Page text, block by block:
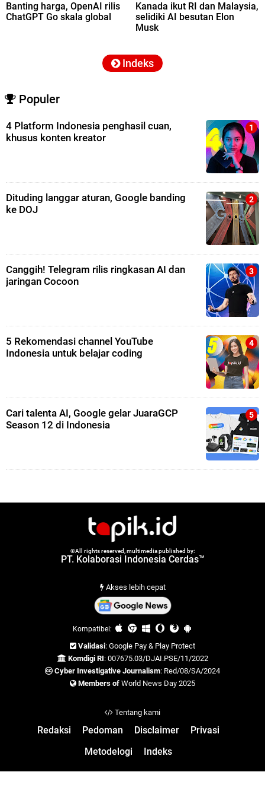
Banting harga, OpenAI rilis
ChatGPT Go skala global
Kanada ikut RI dan Malaysia,
selidiki AI besutan Elon
Musk
Indeks
Populer
4 Platform Indonesia penghasil cuan,
khusus konten kreator
Dituding langgar aturan, Google banding
ke DOJ
Canggih! Telegram rilis ringkasan AI dan
jaringan Cocoon
5 Rekomendasi channel YouTube
Indonesia untuk belajar coding
Cari talenta AI, Google gelar JuaraGCP
Season 12 di Indonesia
©All rights reserved, multimedia published by:
PT. Kolaborasi Indonesia Cerdas™
Akses lebih cepat
Kompatibel:
Validasi: Google Pay & Play Protect
Komdigi RI: 007675.03/DJAI.PSE/11/2022
Cyber Investigative Journalism: Red/08/SA/2024
Members of World News Day 2025
Tentang kami
Redaksi Pedoman Disclaimer
Privasi
Metodelogi
Indeks